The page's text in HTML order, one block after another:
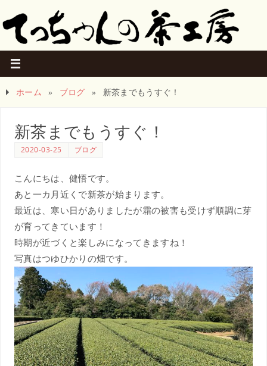
ホーム » ブログ » 新茶までもうすぐ！
新茶までもうすぐ！
2020-03-25 ブログ
こんにちは、健悟です。
あと一カ月近くで新茶が始まります。
最近は、寒い日がありましたが霜の被害も受けず順調に芽
が育ってきています！
時期が近づくと楽しみになってきますね！
写真はつゆひかりの畑です。